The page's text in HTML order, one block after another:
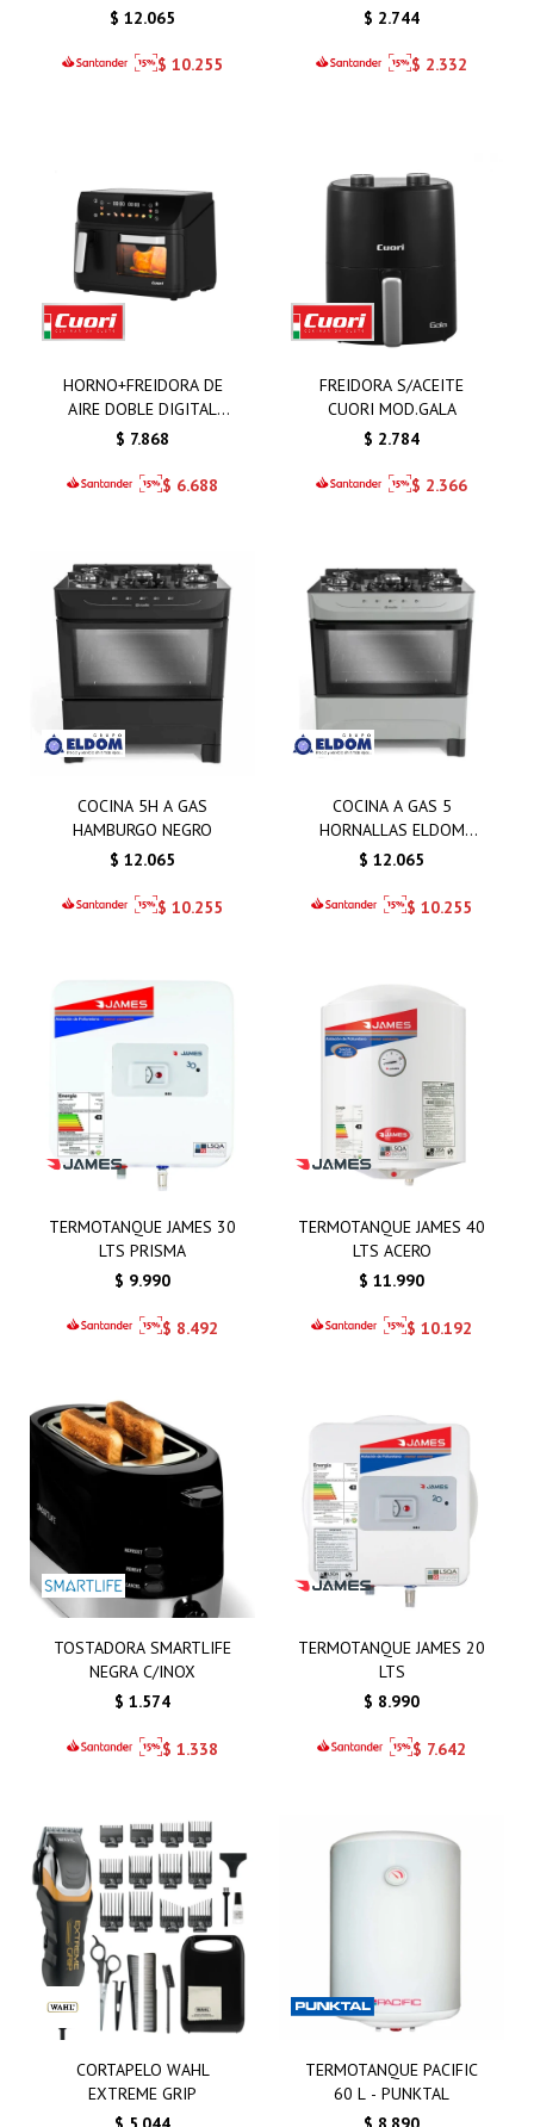
$ 12.065
$ 10.255
$ 2.744
$ 2.332
HORNO+FREIDORA DE
AIRE DOBLE DIGITAL
MOD.MAGNA CUORI
$ 7.868
$ 6.688
FREIDORA S/ACEITE
CUORI MOD.GALA
$ 2.784
$ 2.366
COCINA 5H A GAS
HAMBURGO NEGRO
$ 12.065
$ 10.255
COCINA A GAS 5
HORNALLAS ELDOM
HAMBURGO TITANIO
$ 12.065
$ 10.255
TERMOTANQUE JAMES 30
LTS PRISMA
$ 9.990
$ 8.492
TERMOTANQUE JAMES 40
LTS ACERO
$ 11.990
$ 10.192
TOSTADORA SMARTLIFE
NEGRA C/INOX
$ 1.574
$ 1.338
TERMOTANQUE JAMES 20
LTS
$ 8.990
$ 7.642
CORTAPELO WAHL
EXTREME GRIP
TERMOTANQUE PACIFIC
60 L - PUNKTAL